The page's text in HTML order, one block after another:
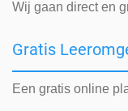
Wij gaan direct en
Gratis
Een gratis online